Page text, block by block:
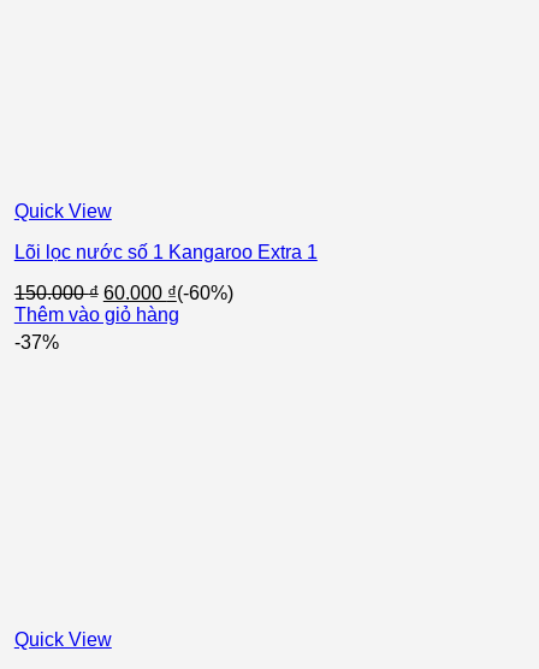
Quick View
Lõi lọc nước số 1 Kangaroo Extra 1
150.000₫ Giá
gốc
60.000 ₫Giá
hiện
(-60%)
Thêm vào giỏ hàng
-37%
Quick View